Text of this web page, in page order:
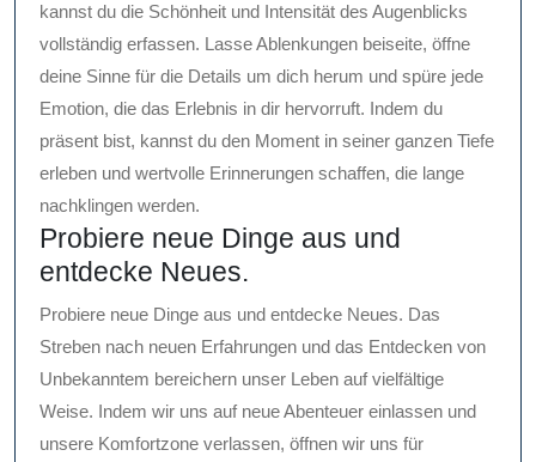
kannst du die Schönheit und Intensität des Augenblicks
vollständig erfassen. Lasse Ablenkungen beiseite, öffne
deine Sinne für die Details um dich herum und spüre jede
Emotion, die das Erlebnis in dir hervorruft. Indem du
präsent bist, kannst du den Moment in seiner ganzen Tiefe
erleben und wertvolle Erinnerungen schaffen, die lange
nachklingen werden.
Probiere neue Dinge aus und
entdecke Neues.
Probiere neue Dinge aus und entdecke Neues. Das
Streben nach neuen Erfahrungen und das Entdecken von
Unbekanntem bereichern unser Leben auf vielfältige
Weise. Indem wir uns auf neue Abenteuer einlassen und
unsere Komfortzone verlassen, öffnen wir uns für